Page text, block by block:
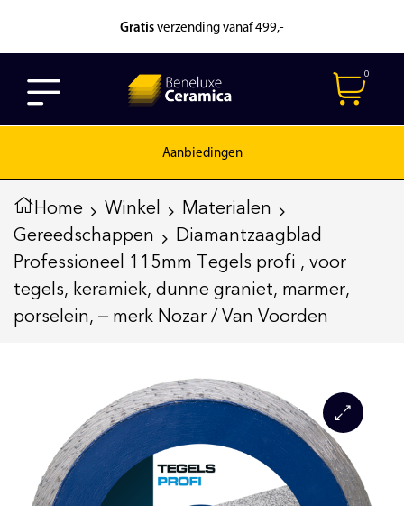
Gratis verzending vanaf 499,-
0
Aanbiedingen
Home Winkel
Materialen
Gereedschappen
Diamantzaagblad
Professioneel 115mm Tegels profi , voor
tegels, keramiek, dunne graniet, marmer,
porselein, – merk Nozar / Van Voorden